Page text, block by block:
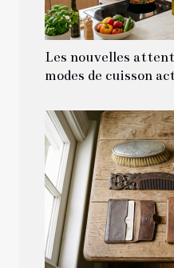
Les nouvelles
modes de cuisson